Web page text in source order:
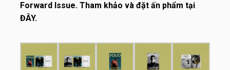
Forward Issue. Tham khảo và đặt ấn phẩm tại
ĐÂY.